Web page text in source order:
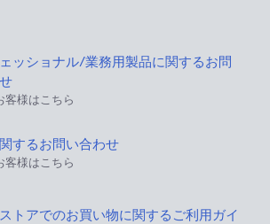
ッショナル/業務用製品に関するお問
客様はこちら
するお問い合わせ
客様はこちら
トアでのお買い物に関するご利用ガイ